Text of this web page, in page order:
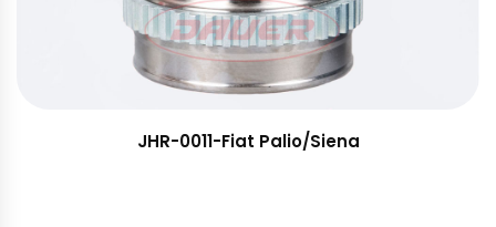
JHR-0011-Fiat Palio/Siena